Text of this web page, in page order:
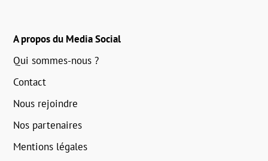
A propos du Media Social
Qui sommes-nous ?
Contact
Nous rejoindre
Nos partenaires
Mentions légales